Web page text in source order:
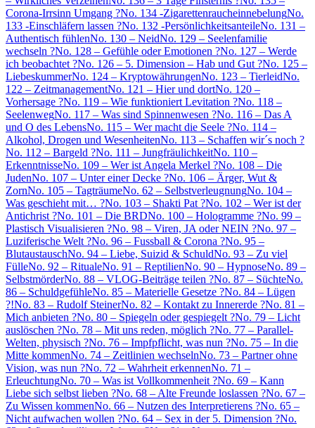
Corona-Irrsinn Umgang ?No. 134 -ZigarettenraucheinnebelungNo.
133 -Einschläfern lassen ?No. 132 -PersönlichkeitsanteileNo. 131 –
Authentisch fühlenNo. 130 – NeidNo. 129 – Seelenfamilie
wechseln ?No. 128 – Gefühle oder Emotionen ?No. 127 – Werde
ich beobachtet ?No. 126 – 5. Dimension – Hab und Gut ?No. 125 –
LiebeskummerNo. 124 – KryptowährungenNo. 123 – TierleidNo.
122 – ZeitmanagementNo. 121 – Hier und dortNo. 120 –
Vorhersage ?No. 119 – Wie funktioniert Levitation ?No. 118 –
SeelenwegNo. 117 – Was sind Spinnenwesen ?No. 116 – Das A
und O des LebensNo. 115 – Wer macht die Seele ?No. 114 –
Alkohol, Drogen und WesenheitenNo. 113 – Schaffen wir´s noch ?
No. 112 – Bargeld ?No. 111 – JungfräulichkeitNo. 110 –
ErkenntnisseNo. 109 – Wer ist Angela Merkel ?No. 108 – Die
JudenNo. 107 – Unter einer Decke ?No. 106 – Ärger, Wut &
ZornNo. 105 – TagträumeNo. 62 – SelbstverleugnungNo. 104 –
Was geschieht mit… ?No. 103 – Shakti Pat ?No. 102 – Wer ist der
Antichrist ?No. 101 – Die BRDNo. 100 – Hologramme ?No. 99 –
Plastisch Visualisieren ?No. 98 – Viren, JA oder NEIN ?No. 97 –
Luziferische Welt ?No. 96 – Fussball & Corona ?No. 95 –
BlutaustauschNo. 94 – Liebe, Suizid & SchuldNo. 93 – Zu viel
FülleNo. 92 – RitualeNo. 91 – ReptilienNo. 90 – HypnoseNo. 89 –
SelbstmörderNo. 88 – VLOG-Beiträge teilen ?No. 87 – SüchteNo.
86 – SchuldgefühleNo. 85 – Materielle Gesetze ?No. 84 – Lügen
?!No. 83 – Rudolf SteinerNo. 82 – Kontakt zu Innererde ?No. 81 –
Mich anbieten ?No. 80 – Spiegeln oder gespiegelt ?No. 79 – Licht
auslöschen ?No. 78 – Mit uns reden, möglich ?No. 77 – Parallel-
Welten, physisch ?No. 76 – Impfpflicht, was nun ?No. 75 – In die
Mitte kommenNo. 74 – Zeitlinien wechselnNo. 73 – Partner ohne
Vision, was nun ?No. 72 – Wahrheit erkennenNo. 71 –
ErleuchtungNo. 70 – Was ist Vollkommenheit ?No. 69 – Kann
Liebe sich selbst lieben ?No. 68 – Alte Freunde loslassen ?No. 67 –
Zu Wissen kommenNo. 66 – Nutzen des Interpretierens ?No. 65 –
Nicht aufwachen wollen ?No. 64 – Sex in der 5. Dimension ?No.